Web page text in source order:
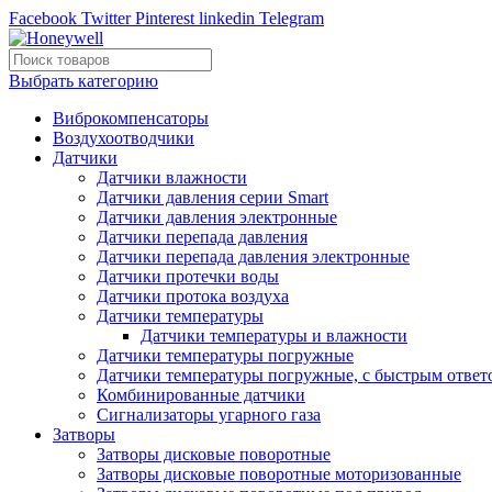
Facebook Twitter Pinterest linkedin Telegram
Выбрать категорию
Виброкомпенсаторы
Воздухоотводчики
Датчики
Датчики влажности
Датчики давления серии Smart
Датчики давления электронные
Датчики перепада давления
Датчики перепада давления электронные
Датчики протечки воды
Датчики протока воздуха
Датчики температуры
Датчики температуры и влажности
Датчики температуры погружные
Датчики температуры погружные, с быстрым
Комбинированные датчики
Сигнализаторы угарного газа
Затворы
Затворы дисковые поворотные
Затворы дисковые поворотные моторизованные